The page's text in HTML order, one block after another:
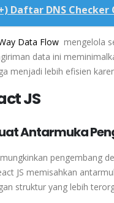
Daftar DNS
Data Flow mengelola
data ini
menjadi lebih efisien
JS
Antarmuka
pengembang
JS memisahkan
struktur yang lebih